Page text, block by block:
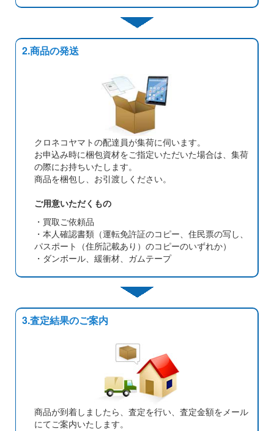
2.商品の発送
クロネコヤマトの配達員が集荷に伺います。
お申込み時に梱包資材をご指定いただいた場合は、集荷
の際にお持ちいたします。
商品を梱包し、お引渡しください。
ご用意いただくもの
・買取ご依頼品
・本人確認書類（運転免許証のコピー、住民票の写し、
パスポート（住所記載あり）のコピーのいずれか）
・ダンボール、緩衝材、ガムテープ
3.査定結果のご案内
商品が到着しましたら、査定を行い、査定金額をメール
にてご案内いたします。